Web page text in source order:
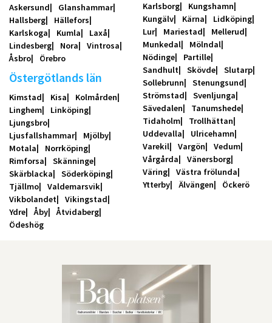
Askersund
Glanshammar
Hallsberg
Hällefors
Karlskoga
Kumla
Laxå
Lindesberg
Nora
Vintrosa
Åsbro
Örebro
Östergötlands län
Kimstad Kisa
Kolmården
Linghem
Linköping
Ljungsbro
Ljusfallshammar
Mjölby
Motala
Norrköping
Rimforsa
Skänninge
Skärblacka
Söderköping
Tjällmo
Valdemarsvik
Vikbolandet
Vikingstad
Ydre
Åby
Åtvidaberg
Ödeshög
Karlsborg
Kungshamn
Kungälv
Kärna
Lidköping
Lur
Mariestad
Mellerud
Munkedal
Mölndal
Nödinge
Partille
Sandhult
Skövde
Slutarp
Sollebrunn
Stenungsund
Strömstad
Svenljunga
Sävedalen
Tanumshede
Tidaholm
Trollhättan
Uddevalla
Ulricehamn
Varekil
Vargön
Vedum
Vårgårda
Vänersborg
Väring
Västra frölunda
Ytterby
Älvängen Öckerö